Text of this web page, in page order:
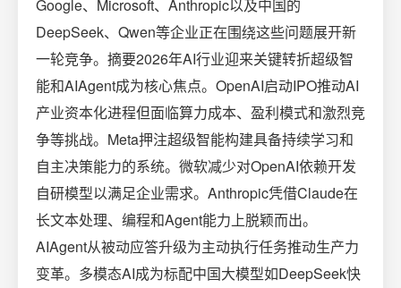
Google、Microsoft、Anthropic以及中国的
DeepSeek、Qwen等企业正在围绕这些问题展开新
一轮竞争。摘要2026年AI行业迎来关键转折超级智
能和AIAgent成为核心焦点。OpenAI启动IPO推动AI
产业资本化进程但面临算力成本、盈利模式和激烈竞
争等挑战。Meta押注超级智能构建具备持续学习和
自主决策能力的系统。微软减少对OpenAI依赖开发
自研模型以满足企业需求。Anthropic凭借Claude在
长文本处理、编程和Agent能力上脱颖而出。
AIAgent从被动应答升级为主动执行任务推动生产力
变革。多模态AI成为标配中国大模型如DeepSeek快